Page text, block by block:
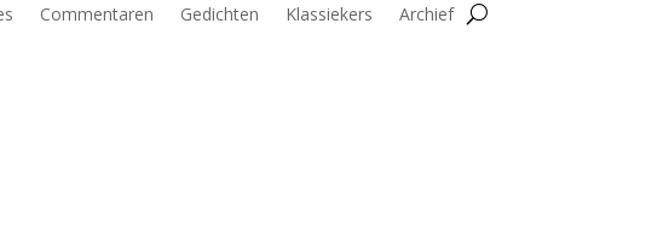
Commentaren Gedichten Klassiekers Archief